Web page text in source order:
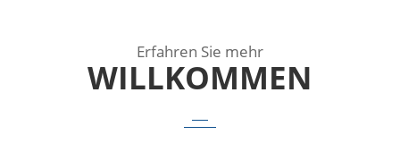
Erfahren Sie mehr
WILLKOMMEN